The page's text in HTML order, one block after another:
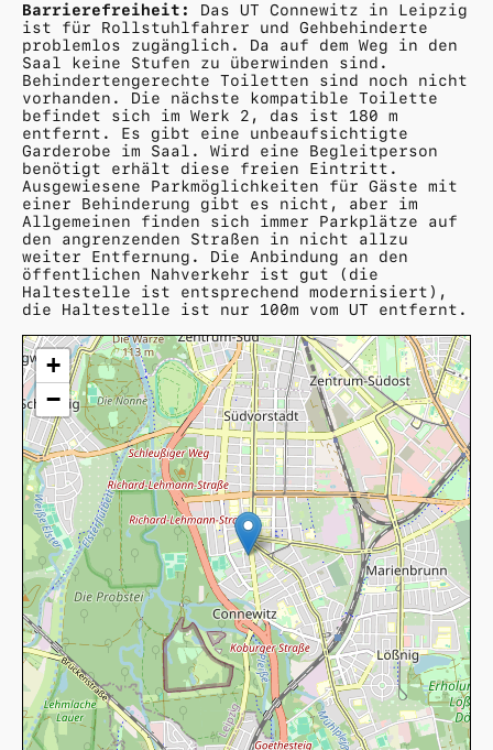
Barrierefreiheit:
Das UT Connewitz in Leipzig
ist für Rollstuhlfahrer und Gehbehinderte
problemlos zugänglich. Da auf dem Weg in den
Saal keine Stufen zu überwinden sind.
Behindertengerechte Toiletten sind noch nicht
vorhanden. Die nächste kompatible Toilette
befindet sich im Werk 2, das ist 180 m
entfernt. Es gibt eine unbeaufsichtigte
Garderobe im Saal. Wird eine Begleitperson
benötigt erhält diese freien Eintritt.
Ausgewiesene Parkmöglichkeiten für Gäste mit
einer Behinderung gibt es nicht, aber im
Allgemeinen finden sich immer Parkplätze auf
den angrenzenden Straßen in nicht allzu
weiter Entfernung. Die Anbindung an den
öffentlichen Nahverkehr ist gut (die
Haltestelle ist entsprechend modernisiert),
die Haltestelle ist nur 100m vom UT entfernt.
+
−